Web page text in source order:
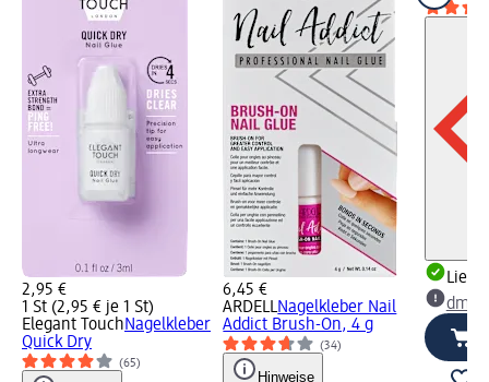
2,95 €
1 St (2,95 € je 1 St)
Elegant TouchNagelkleber
Quick Dry
(65)
6,45 €
ARDELLNagelkleber Nail
Addict Brush-On, 4 g
(34)
Hinweise
dm